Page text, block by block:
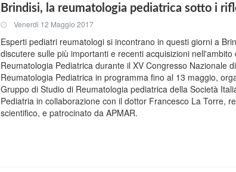
Brindisi, la reumatologia pediatrica sotto i
Venerdi 12 Maggio 2017
Esperti pediatri reumatologi si incontrano in questi giorni a
discutere sulle più importanti e recenti acquisizioni nell'ambito
Reumatologia Pediatrica durante il XV Congresso Nazionale di
Reumatologia Pediatrica in programma fino al 13 maggio,
Gruppo di Studio di Reumatologia pediatrica della Società
Pediatria in collaborazione con il dottor Francesco La Torre,
scientifico, e patrocinato da APMAR.